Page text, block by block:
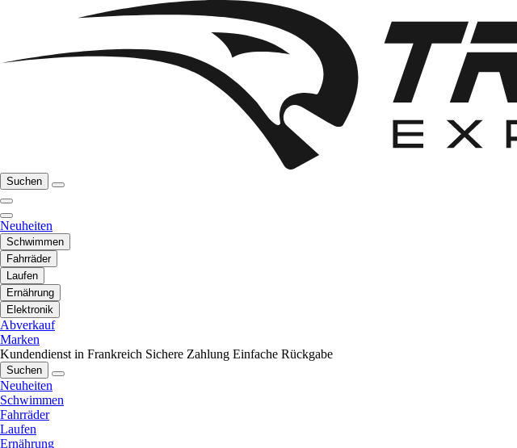
Suchen
Neuheiten
Schwimmen
Fahrräder
Laufen
Ernährung
Elektronik
Abverkauf
Marken
Kundendienst in Frankreich Sichere Zahlung Einfache Rückgabe
Suchen
Neuheiten
Schwimmen
Fahrräder
Laufen
Ernährung